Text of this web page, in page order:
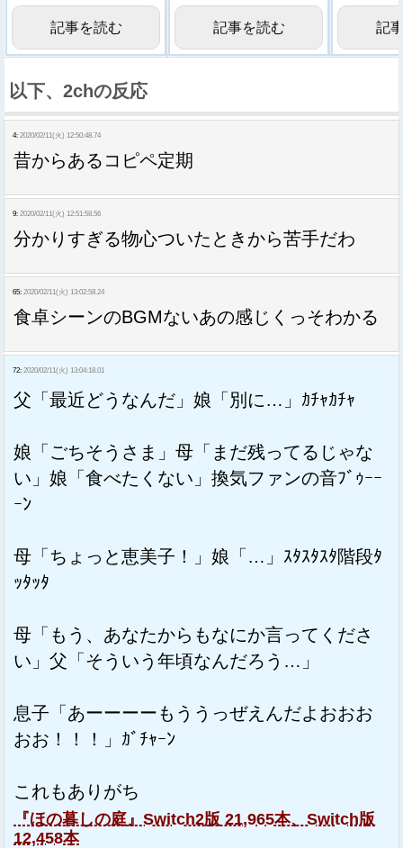
記事を読む 記事を読む
しまう
記
以下、2chの反応
4: 2020/02/11(火) 12:50:48.74
昔からあるコピペ定期
9: 2020/02/11(火) 12:51:58.56
分かりすぎる物心ついたときから苦手だわ
65: 2020/02/11(火) 13:02:58.24
食卓シーンのBGMないあの感じくっそわかる
72: 2020/02/11(火) 13:04:18.01
父「最近どうなんだ」娘「別に…」ｶﾁｬｶﾁｬ
娘「ごちそうさま」母「まだ残ってるじゃな
い」娘「食べたくない」換気ファンの音ﾌﾞｩｰｰ
ｰﾝ
母「ちょっと恵美子！」娘「…」ｽﾀｽﾀｽﾀ階段ﾀ
ｯﾀｯﾀ
母「もう、あなたからもなにか言ってくださ
い」父「そういう年頃なんだろう…」
息子「あーーーーもううっぜえんだよおおお
おお！！！」ｶﾞﾁｬｰﾝ
これもありがち
『ほの暮しの庭』Switch2版 21,965本、Switch版
12,458本